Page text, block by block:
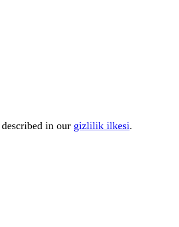
in our gizlilik ilkesi.